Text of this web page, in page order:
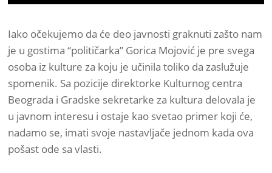
Iako očekujemo da će deo javnosti graknuti zašto nam
je u gostima “političarka” Gorica Mojović je pre svega
osoba iz kulture za koju je učinila toliko da zaslužuje
spomenik. Sa pozicije direktorke Kulturnog centra
Beograda i Gradske sekretarke za kultura delovala je
u javnom interesu i ostaje kao svetao primer koji će,
nadamo se, imati svoje nastavljače jednom kada ova
pošast ode sa vlasti.